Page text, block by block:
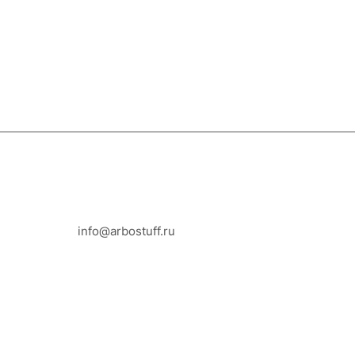
info@arbostuff.ru